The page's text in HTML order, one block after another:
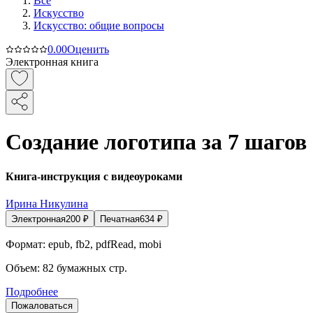
Искусство
Искусство: общие вопросы
0.00Оценить
Электронная книга
Создание логотипа за 7 шагов
Книга-инструкция с видеоуроками
Ирина Никулина
Электронная200 ₽ Печатная634 ₽
Формат: epub, fb2, pdfRead, mobi
Объем: 82 бумажных стр.
Подробнее
Пожаловаться